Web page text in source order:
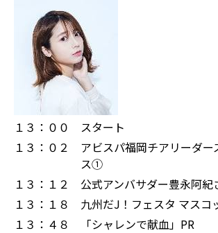
１３：００
スタート
１３：０２
アビスパ福岡チアリーダー
ス①
１３：１２
公式アンバサダー豊永阿紀
１３：１８
九州だJ！フェスタ マスコ
１３：４８
「シャレンで献血」PR